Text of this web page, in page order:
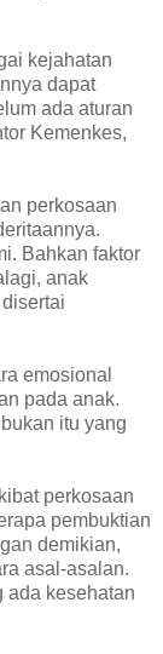
kejahatan
dapat
ada aturan
Kemenkes,
perkosaan
Bahkan faktor
anak
emosional
pada anak.
itu yang
perkosaan
pembuktian
demikian,
asal-asalan.
ada kesehatan